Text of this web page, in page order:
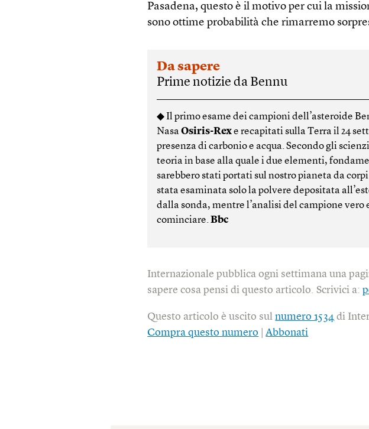
Pasadena, questo è il motivo per cui la
sono ottime probabilità che rimarremo
Da sapere
Prime notizie da Bennu
◆ Il primo esame dei campioni dell’asteroide
NasaOsiris-Rexe recapitati sulla Terra il 24
presenza di carbonio e acqua. Secondo gli
teoria in base alla quale i due elementi,
sarebbero stati portati sul nostro pianeta da
stata esaminata solo la polvere depositata
dalla sonda, mentre l’analisi del campione vero
cominciare.Bbc
Internazionale pubblica ogni settimana una
sapere cosa pensi di questo articolo. Scrivici a:
Questo articolo è uscito sulnumero 1534 di
Compra questo numero |Abbonati